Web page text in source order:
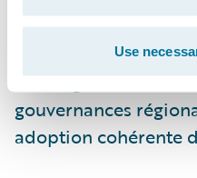
Use
Cette modernisation
important travail de
et d’alignement
gouvernances
adoption cohérente